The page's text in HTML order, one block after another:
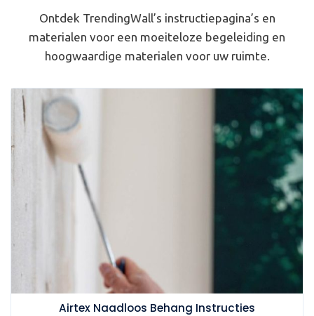
Ontdek TrendingWall’s instructiepagina’s en
materialen voor een moeiteloze begeleiding en
hoogwaardige materialen voor uw ruimte.
Airtex Naadloos Behang Instructies